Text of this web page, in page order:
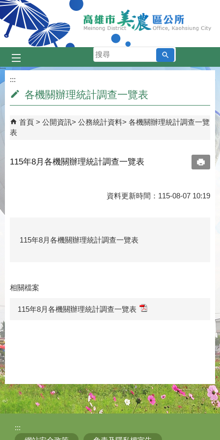
跳到主要內容區塊
搜
尋
:::
:::
各機關辦理統計調查一覽表
首頁 公開資訊 公務統計資料
各機關辦理統計調查一覽
表
115年8月各機關辦理統計調查一覽表
資料更新時間：115-08-07 10:19
115年8月各機關辦理統計調查一覽表
相關檔案
115年8月各機關辦理統計調查一覽表
:::